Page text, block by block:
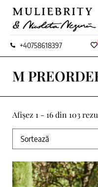
+40758618397
M
Afișez 1 - 16 din 103